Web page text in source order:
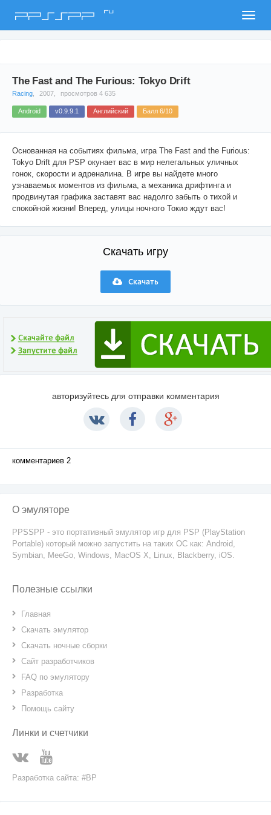
PPSSPP ru
The Fast and The Furious: Tokyo Drift
Racing 2007, просмотров 4 635
Android v0.9.9.1 Английский Балл 6/10
Основанная на событиях фильма, игра The Fast and the Furious:
Tokyo Drift для PSP окунает вас в мир нелегальных уличных
гонок, скорости и адреналина. В игре вы найдете много
узнаваемых моментов из фильма, а механика дрифтинга и
продвинутая графика заставят вас надолго забыть о тихой и
спокойной жизни! Вперед, улицы ночного Токио ждут вас!
Скачать игру
Скачать
авторизуйтесь для отправки комментария
комментариев 2
О эмуляторе
PPSSPP - это портативный эмулятор игр для PSP (PlayStation
Portable) который можно запустить на таких ОС как: Android,
Symbian, MeeGo, Windows, MacOS X, Linux, Blackberry, iOS.
Полезные ссылки
Главная
Скачать эмулятор
Скачать ночные сборки
Сайт разработчиков
FAQ по эмулятору
Разработка
Помощь сайту
Линки и счетчики
Разработка сайта: #BP